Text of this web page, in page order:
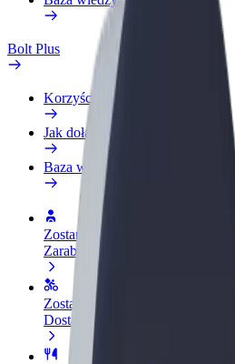
Bolt Plus
Korzyści
Jak dołączyć
Baza wiedzy
Zostań kierowcą
Zarabiaj na swoich warunkach
Zostań dostawcą
Dostarczaj jedzenie i otrzymuj